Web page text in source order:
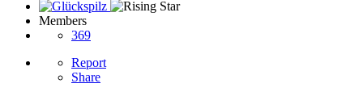
Members
369
Report
Share